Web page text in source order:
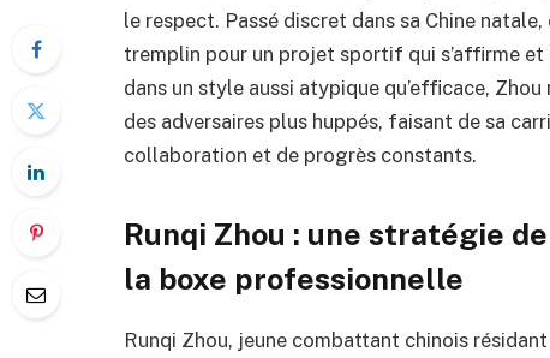
le respect. Passé discret dans sa Chine
tremplin pour un projet sportif qui s’affirme
dans un style aussi atypique qu’efficace, Zhou
des adversaires plus huppés, faisant de sa
collaboration et de progrès constants.
Runqi Zhou : une stratégie
la boxe professionnelle
Runqi Zhou, jeune combattant chinois